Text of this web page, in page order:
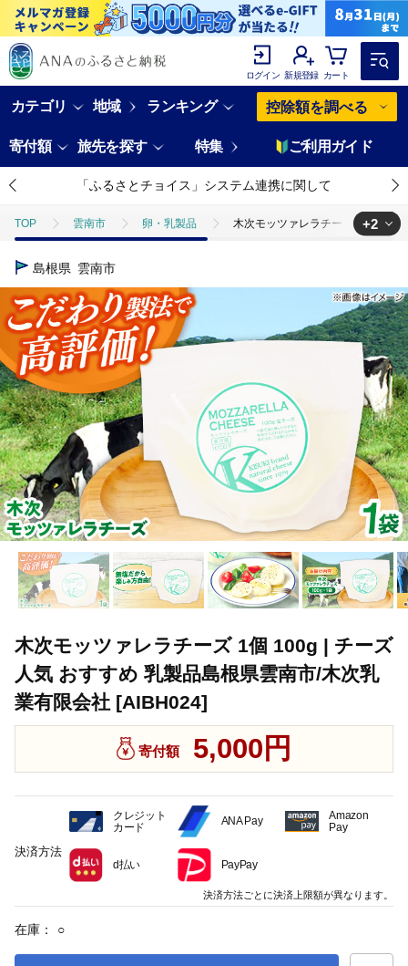
ログイン 新規登録 カート
カテゴリ 地域 ランキング 控除額を調べる
寄付額 旅先を探す 特集 ご利用ガイド
「ふるさとチョイス」システム連携に関して
TOP 雲南市 卵・乳製品 木次モッツァレラチーズ 1個 100g
TOP
TOP 卵・乳製品 チーズ 木次モッツァレラチーズ 1個
+2
島根県 雲南市
木次モッツァレラチーズ 1個 100g | チーズ
人気 おすすめ 乳製品島根県雲南市/木次乳
業有限会社 [AIBH024]
寄付額 5,000円
在庫： ○
決済方法
クレジット
カード
ANA Pay
Amazon
Pay
d払い PayPay
決済方法ごとに決済上限額が異なります。